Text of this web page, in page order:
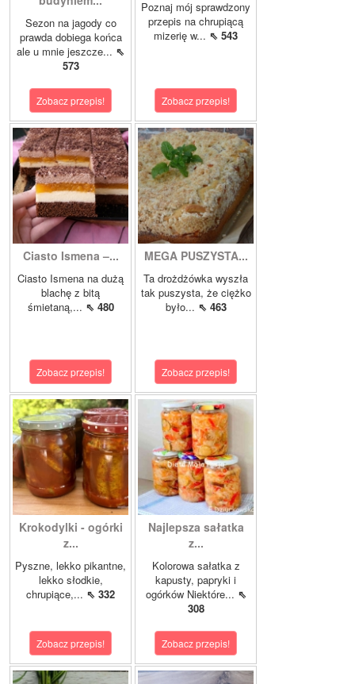
Sezon na jagody co
prawda dobiega końca
ale u mnie jeszcze... ⇖
573
Zobacz przepis!
Poznaj mój sprawdzony
przepis na chrupiącą
mizerię w... ⇖ 543
Zobacz przepis!
Ciasto Ismena –...
Ciasto Ismena na dużą
blachę z bitą
śmietaną,... ⇖ 480
Zobacz przepis!
MEGA PUSZYSTA...
Ta drożdżówka wyszła
tak puszysta, że ciężko
było... ⇖ 463
Zobacz przepis!
Krokodylki - ogórki
z...
Pyszne, lekko pikantne,
lekko słodkie,
chrupiące,... ⇖ 332
Zobacz przepis!
Najlepsza sałatka
z...
Kolorowa sałatka z
kapusty, papryki i
ogórków Niektóre... ⇖
308
Zobacz przepis!